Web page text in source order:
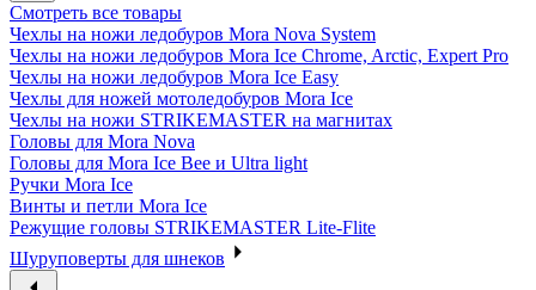
Смотреть все товары
Чехлы на ножи ледобуров Mora Nova System
Чехлы на ножи ледобуров Mora Ice Chrome, Arctic, Expert Pro
Чехлы на ножи ледобуров Mora Ice Easy
Чехлы для ножей мотоледобуров Mora Ice
Чехлы на ножи STRIKEMASTER на магнитах
Головы для Mora Nova
Головы для Mora Ice Bee и Ultra light
Ручки Mora Ice
Винты и петли Mora Ice
Режущие головы STRIKEMASTER Lite-Flite
Шуруповерты для шнеков